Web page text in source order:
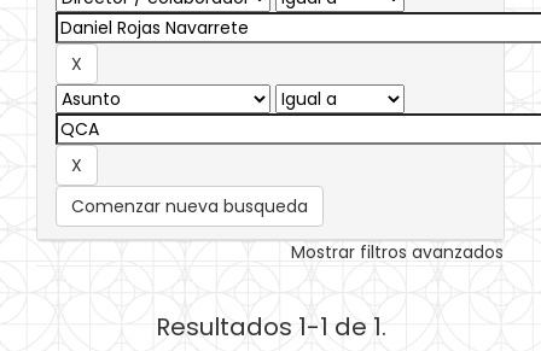
Comenzar nueva busqueda
Mostrar filtros avanzados
Resultados 1-1 de 1.